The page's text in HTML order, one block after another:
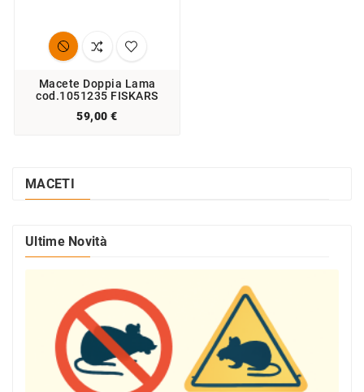
Macete Doppia Lama
cod.1051235 FISKARS
59,00 €
MACETI
Ultime Novità